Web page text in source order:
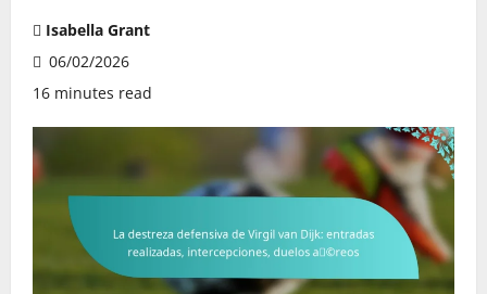
Isabella Grant
06/02/2026
16 minutes read